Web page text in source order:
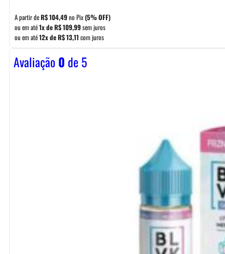
A partir deR$104,49no Pix(5% OFF)
ou em até1x deR$109,99sem juros
ou em até12x deR$13,11 com juros
Avaliação0 de 5